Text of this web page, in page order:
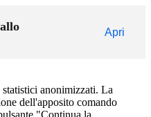
Apri
anonimizzati. La
dell'apposito comando
"Continua la